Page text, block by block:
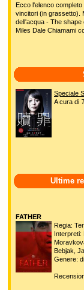
Ecco l'elenco
vincitori (in grassetto).
dell'acqua - The shape
Miles Dale Chiamami
Speciale
A cura di
Ultime
FATHER
Regia:
Interpreti:
Bebjak,
Genere: